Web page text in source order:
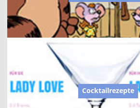
Cocktailrezepte